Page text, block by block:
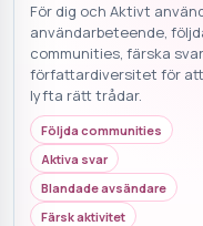
För dig och Aktivt
användarbeteende,
communities, färska
författardiversitet för att
lyfta rätt trådar.
Följda communities
Aktiva svar
Blandade avsändare
Färsk aktivitet